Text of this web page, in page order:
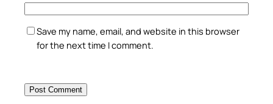
Save my name, email, and website in this browser
for the next time I comment.